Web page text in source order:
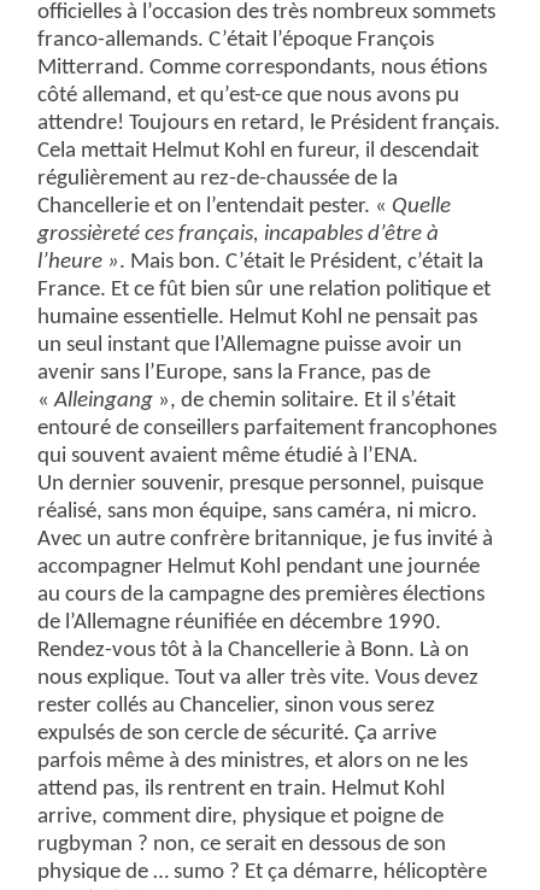
officielles à l’occasion des très nombreux sommets
franco-allemands. C’était l’époque François
Mitterrand. Comme correspondants, nous étions
côté allemand, et qu’est-ce que nous avons pu
attendre! Toujours en retard, le Président français.
Cela mettait Helmut Kohl en fureur, il descendait
régulièrement au rez-de-chaussée de la
Chancellerie et on l’entendait pester. « Quelle
grossièreté ces français, incapables d’être à
l’heure ». Mais bon. C’était le Président, c’était la
France. Et ce fût bien sûr une relation politique et
humaine essentielle. Helmut Kohl ne pensait pas
un seul instant que l’Allemagne puisse avoir un
avenir sans l’Europe, sans la France, pas de
«Alleingang », de chemin solitaire. Et il s’était
entouré de conseillers parfaitement francophones
qui souvent avaient même étudié à l’ENA.
Un dernier souvenir, presque personnel, puisque
réalisé, sans mon équipe, sans caméra, ni micro.
Avec un autre confrère britannique, je fus invité à
accompagner Helmut Kohl pendant une journée
au cours de la campagne des premières élections
de l’Allemagne réunifiée en décembre 1990.
Rendez-vous tôt à la Chancellerie à Bonn. Là on
nous explique. Tout va aller très vite. Vous devez
rester collés au Chancelier, sinon vous serez
expulsés de son cercle de sécurité. Ça arrive
parfois même à des ministres, et alors on ne les
attend pas, ils rentrent en train. Helmut Kohl
arrive, comment dire, physique et poigne de
rugbyman ? non, ce serait en dessous de son
physique de … sumo ? Et ça démarre, hélicoptère